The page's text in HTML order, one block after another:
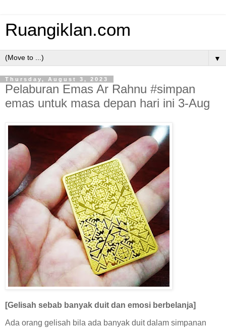
Ruangiklan.com
▼
Thursday, August 3, 2023
Pelaburan Emas Ar Rahnu #simpan
emas untuk masa depan hari ini 3-Aug
[Gelisah sebab banyak duit dan emosi berbelanja]
Ada orang gelisah bila ada banyak duit dalam simpanan